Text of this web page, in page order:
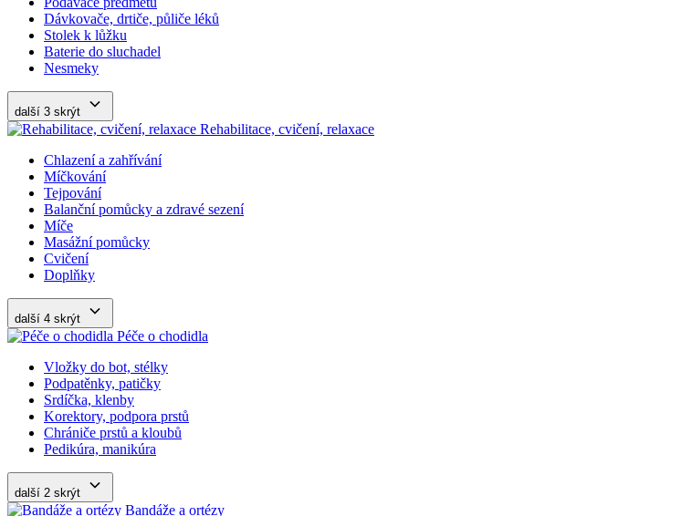
Dávkovače, drtiče, půliče léků
Stolek k lůžku
Baterie do sluchadel
Nesmeky
další 3 skrýt
Rehabilitace, cvičení, relaxace
Chlazení a zahřívání
Míčkování
Tejpování
Balanční pomůcky a zdravé sezení
Míče
Masážní pomůcky
Cvičení
Doplňky
další 4 skrýt
Péče o chodidla
Vložky do bot, stélky
Podpatěnky, patičky
Srdíčka, klenby
Korektory, podpora prstů
Chrániče prstů a kloubů
Pedikúra, manikúra
další 2 skrýt
Bandáže a ortézy